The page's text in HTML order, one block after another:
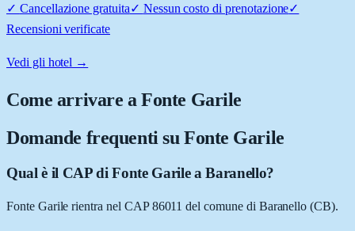
✓ Cancellazione gratuita✓ Nessun costo di prenotazione✓
Recensioni verificate
Vedi gli hotel →
Come arrivare aFonte Garile
Domande frequenti su Fonte Garile
Qual è il CAP di Fonte Garile a Baranello?
Fonte Garile rientra nel CAP 86011 del comune di Baranello (CB).